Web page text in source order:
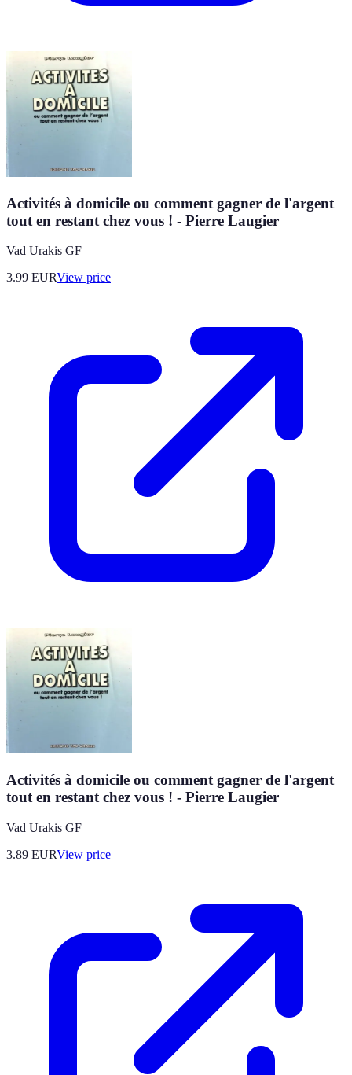
Activités à domicile ou comment gagner de l'argent
tout en restant chez vous ! - Pierre Laugier
Vad Urakis GF
3.99 EURView price
Activités à domicile ou comment gagner de l'argent
tout en restant chez vous ! - Pierre Laugier
Vad Urakis GF
3.89 EURView price